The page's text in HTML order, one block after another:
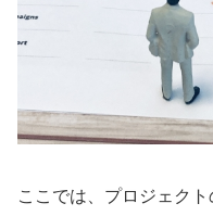
ここでは、プロジェク